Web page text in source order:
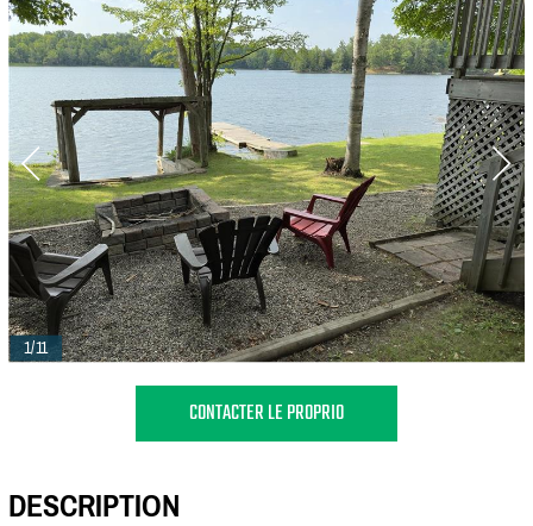
1/11
CONTACTER LE PROPRIO
DESCRIPTION